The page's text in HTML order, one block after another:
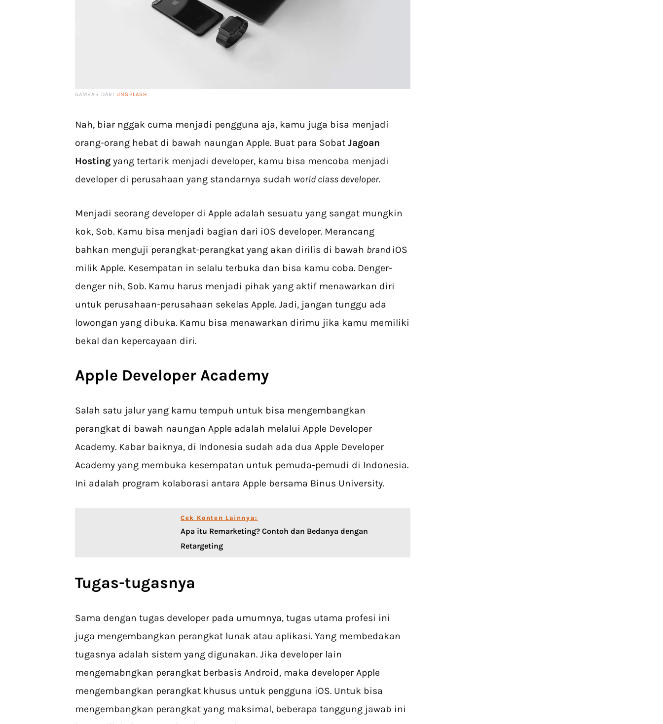
GAMBAR DARI UNSPLASH
Nah, biar nggak cuma menjadi pengguna aja, kamu juga bisa menjadi
orang-orang hebat di bawah naungan Apple. Buat para Sobat Jagoan
Hosting yang tertarik menjadi developer, kamu bisa mencoba menjadi
developer di perusahaan yang standarnya sudah world class developer.
Menjadi seorang developer di Apple adalah sesuatu yang sangat mungkin
kok, Sob. Kamu bisa menjadi bagian dari iOS developer. Merancang
bahkan menguji perangkat-perangkat yang akan dirilis di bawah brand iOS
milik Apple. Kesempatan in selalu terbuka dan bisa kamu coba. Denger-
denger nih, Sob. Kamu harus menjadi pihak yang aktif menawarkan diri
untuk perusahaan-perusahaan sekelas Apple. Jadi, jangan tunggu ada
lowongan yang dibuka. Kamu bisa menawarkan dirimu jika kamu memiliki
bekal dan kepercayaan diri.
Apple Developer Academy
Salah satu jalur yang kamu tempuh untuk bisa mengembangkan
perangkat di bawah naungan Apple adalah melalui Apple Developer
Academy. Kabar baiknya, di Indonesia sudah ada dua Apple Developer
Academy yang membuka kesempatan untuk pemuda-pemudi di Indonesia.
Ini adalah program kolaborasi antara Apple bersama Binus University.
Cek Konten Lainnya:
Apa itu Remarketing? Contoh dan Bedanya dengan
Retargeting
Tugas-tugasnya
Sama dengan tugas developer pada umumnya, tugas utama profesi ini
juga mengembangkan perangkat lunak atau aplikasi. Yang membedakan
tugasnya adalah sistem yang digunakan. Jika developer lain
mengemabngkan perangkat berbasis Android, maka developer Apple
mengembangkan perangkat khusus untuk pengguna iOS. Untuk bisa
mengembangkan perangkat yang maksimal, beberapa tanggung jawab ini